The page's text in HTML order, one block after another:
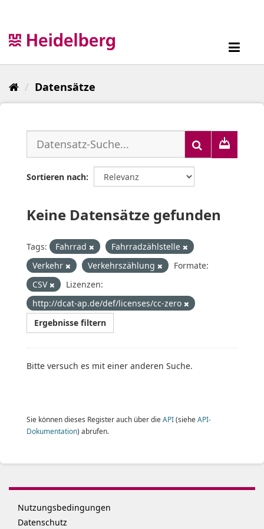
Datensätze
Sortieren nach
Keine Datensätze gefunden
Tags: Fahrrad
Fahrradzählstelle
Verkehr
Verkehrszählung
Formate:
CSV
Lizenzen:
http://dcat-ap.de/def/licenses/cc-zero
Ergebnisse filtern
Bitte versuch es mit einer anderen Suche.
Sie können dieses Register auch über die API(siehe API-
Dokumentation) abrufen.
Nutzungsbedingungen
Datenschutz